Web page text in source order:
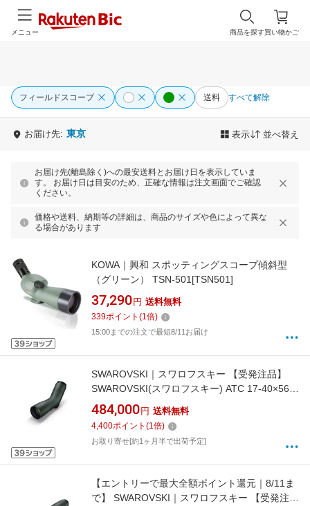
買い物かご
商品を探す
メニュー
フィールドスコープ 送料 すべて解除
お届け先: 東京 表示 並べ替え
お届け先(離島除く)への最安送料とお届け日を表示していま
す。 お届け日は目安のため、正確な情報は注文画面でご確認
ください。
価格や送料、納期等の詳細は、商品のサイズや色によって異な
る場合があります
KOWA｜興和 スポッティングスコープ傾斜型
（グリーン） TSN-501[TSN501]
37,290 円 送料無料
339ポイント (1倍)
15:00までの注文で最短8/11お届け
SWAROVSKI｜スワロフスキー 【受発注品】
SWAROVSKI(スワロフスキー) ATC 17-40×56
グリーン 【フィールドスコープ】
SWAROVSKI(スワロフスキー) グリーン BF-
1N4HB0-0
484,000 円 送料無料
4,400ポイント (1倍)
お取り寄せ[約1ヶ月半で出荷予定]
【エントリーで最大全額ポイント還元｜8/11ま
で】 SWAROVSKI｜スワロフスキー 【受発注